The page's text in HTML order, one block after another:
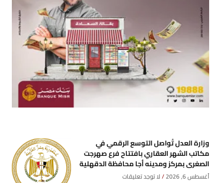
وزارة العدل تُواصل التوسع الرقمي في
مكاتب الشهر العقاري بافتتاح فرع صهرجت
الصغرى بمركز ومدينه أجا محافظة الدقهلية
أغسطس 6, 2026 لا توجد تعليقات